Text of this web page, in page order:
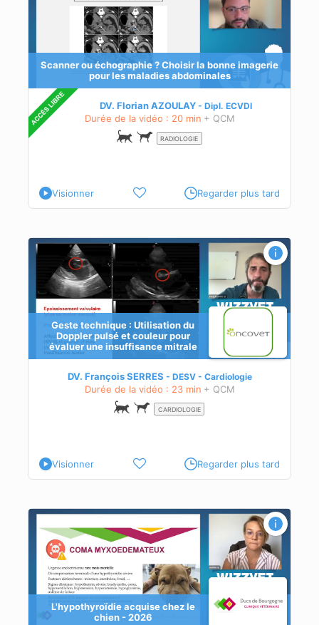
Scanner ou échographie ? Choisir la bonne imagerie
pour les maladies abdominales
DV. Florian AZOULAY Dipl. ECVDI
Durée de la vidéo : 20 min + QCM
RADIOLOGIE
Visionner Regarder plus tard
Geste technique : Utilisation du
Doppler pulsé et couleur pour
évaluer une insuffisance mitrale
DV. François SERRES DESV - Cardiologie
Durée de la vidéo : 23 min + QCM
CARDIOLOGIE
Visionner Regarder plus tard
L'hypothyroïdie acquise chez le
chien - 2026